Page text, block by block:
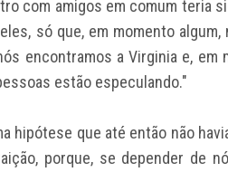
com amigos em comum teria
só que, em momento
encontramos a Virginia e, em
estão especulando."
hipótese que até então não
porque, se depender de